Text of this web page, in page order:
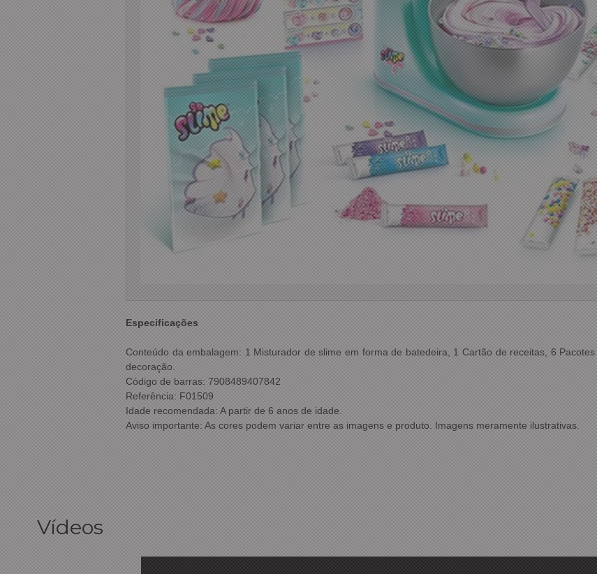
Especificações
Conteúdo da embalagem: 1 Misturador de slime em forma de batedeira, 1 Cartão de receitas, 6
decoração.
Código de barras: 7908489407842
Referência: F01509
Idade recomendada: A partir de 6 anos de idade.
Aviso importante: As cores podem variar entre as imagens e produto. Imagens meramente ilustrativas.
Vídeos